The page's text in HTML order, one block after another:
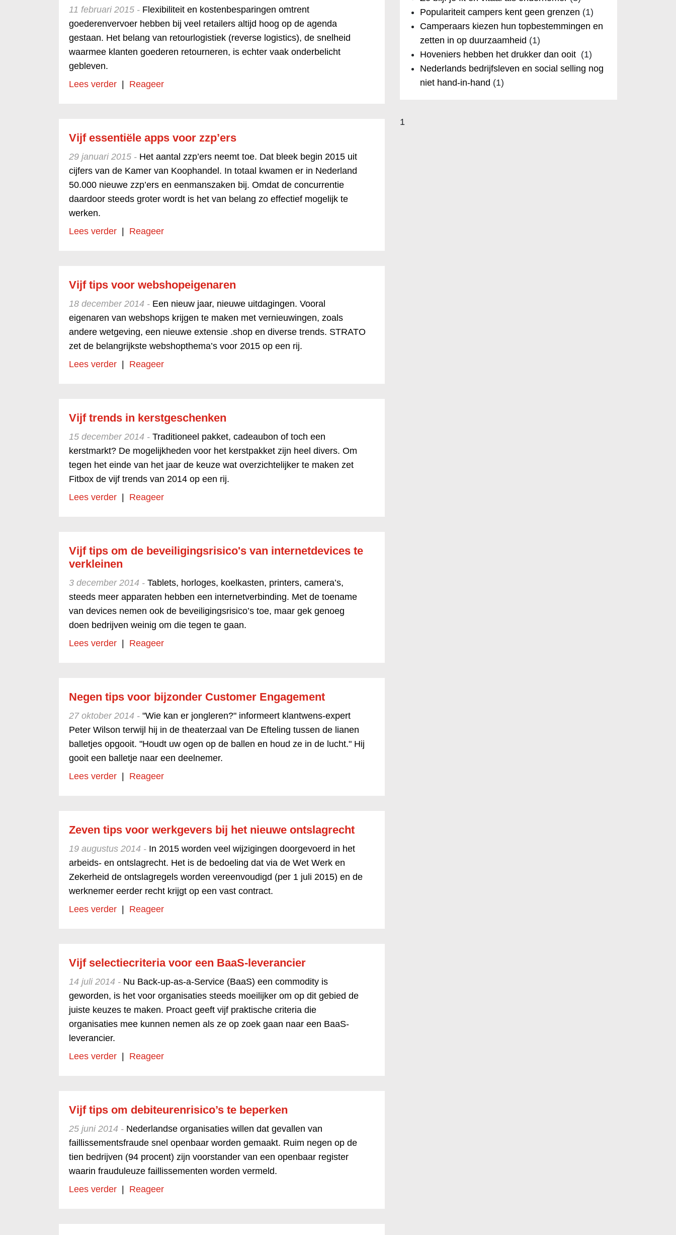
11 februari 2015 - Flexibiliteit en kostenbesparingen omtrent
goederenvervoer hebben bij veel retailers altijd hoog op de agenda
gestaan. Het belang van retourlogistiek (reverse logistics), de snelheid
waarmee klanten goederen retourneren, is echter vaak onderbelicht
gebleven.
Lees verder
Reageer
Vijf essentiële apps voor zzp’ers
29 januari 2015 - Het aantal zzp’ers neemt toe. Dat bleek begin 2015 uit
cijfers van de Kamer van Koophandel. In totaal kwamen er in Nederland
50.000 nieuwe zzp’ers en eenmanszaken bij. Omdat de concurrentie
daardoor steeds groter wordt is het van belang zo effectief mogelijk te
werken.
Lees verder
Reageer
Vijf tips voor webshopeigenaren
18 december 2014 - Een nieuw jaar, nieuwe uitdagingen. Vooral
eigenaren van webshops krijgen te maken met vernieuwingen, zoals
andere wetgeving, een nieuwe extensie .shop en diverse trends. STRATO
zet de belangrijkste webshopthema’s voor 2015 op een rij.
Lees verder
Reageer
Vijf trends in kerstgeschenken
15 december 2014 - Traditioneel pakket, cadeaubon of toch een
kerstmarkt? De mogelijkheden voor het kerstpakket zijn heel divers. Om
tegen het einde van het jaar de keuze wat overzichtelijker te maken zet
Fitbox de vijf trends van 2014 op een rij.
Lees verder
Reageer
Vijf tips om de beveiligingsrisico's van internetdevices te
verkleinen
3 december 2014 - Tablets, horloges, koelkasten, printers, camera’s,
steeds meer apparaten hebben een internetverbinding. Met de toename
van devices nemen ook de beveiligingsrisico’s toe, maar gek genoeg
doen bedrijven weinig om die tegen te gaan.
Lees verder
Reageer
Negen tips voor bijzonder Customer Engagement
27 oktober 2014 - "Wie kan er jongleren?" informeert klantwens-expert
Peter Wilson terwijl hij in de theaterzaal van De Efteling tussen de lianen
balletjes opgooit. "Houdt uw ogen op de ballen en houd ze in de lucht." Hij
gooit een balletje naar een deelnemer.
Lees verder
Reageer
Zeven tips voor werkgevers bij het nieuwe ontslagrecht
19 augustus 2014 - In 2015 worden veel wijzigingen doorgevoerd in het
arbeids- en ontslagrecht. Het is de bedoeling dat via de Wet Werk en
Zekerheid de ontslagregels worden vereenvoudigd (per 1 juli 2015) en de
werknemer eerder recht krijgt op een vast contract.
Lees verder
Reageer
Vijf selectiecriteria voor een BaaS-leverancier
14 juli 2014 - Nu Back-up-as-a-Service (BaaS) een commodity is
geworden, is het voor organisaties steeds moeilijker om op dit gebied de
juiste keuzes te maken. Proact geeft vijf praktische criteria die
organisaties mee kunnen nemen als ze op zoek gaan naar een BaaS-
leverancier.
Lees verder
Reageer
Vijf tips om debiteurenrisico’s te beperken
25 juni 2014 - Nederlandse organisaties willen dat gevallen van
faillissementsfraude snel openbaar worden gemaakt. Ruim negen op de
tien bedrijven (94 procent) zijn voorstander van een openbaar register
waarin frauduleuze faillissementen worden vermeld.
Lees verder
Reageer
Populariteit campers kent geen grenzen (1)
Camperaars kiezen hun topbestemmingen en
zetten in op duurzaamheid (1)
Hoveniers hebben het drukker dan ooit (1)
Nederlands bedrijfsleven en social selling nog
niet hand-in-hand (1)
1